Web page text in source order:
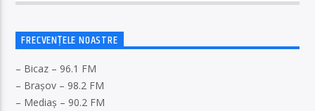
FRECVENȚELE NOASTRE
– Bicaz – 96.1 FM
– Brașov – 98.2 FM
– Mediaș – 90.2 FM